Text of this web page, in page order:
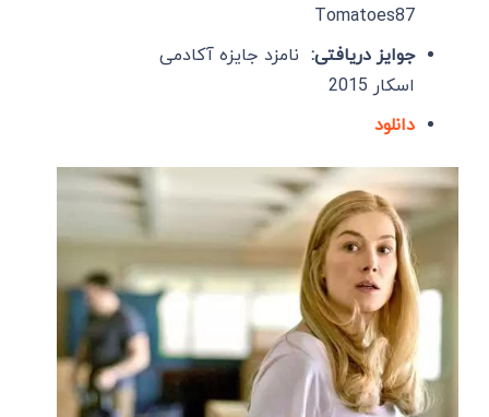
Tomatoes87
جوایز دریافتی: نامزد جایزه آکادمی
اسکار 2015
دانلود